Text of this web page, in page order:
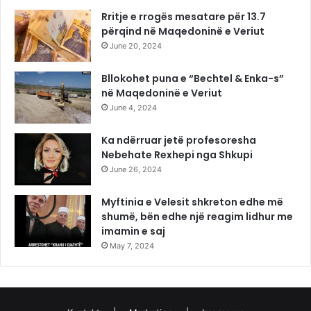
Rritje e rrogës mesatare për 13.7
përqind në Maqedoninë e Veriut
June 20, 2024
Bllokohet puna e “Bechtel & Enka-s”
në Maqedoninë e Veriut
June 4, 2024
Ka ndërruar jetë profesoresha
Nebehate Rexhepi nga Shkupi
June 26, 2024
Myftinia e Velesit shkreton edhe më
shumë, bën edhe një reagim lidhur me
imamin e saj
May 7, 2024